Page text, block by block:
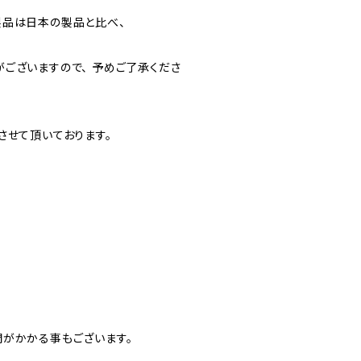
は日本の製品と比べ、
ざいますので、 予めご了承くださ
て頂いております。
かかる事もございます。